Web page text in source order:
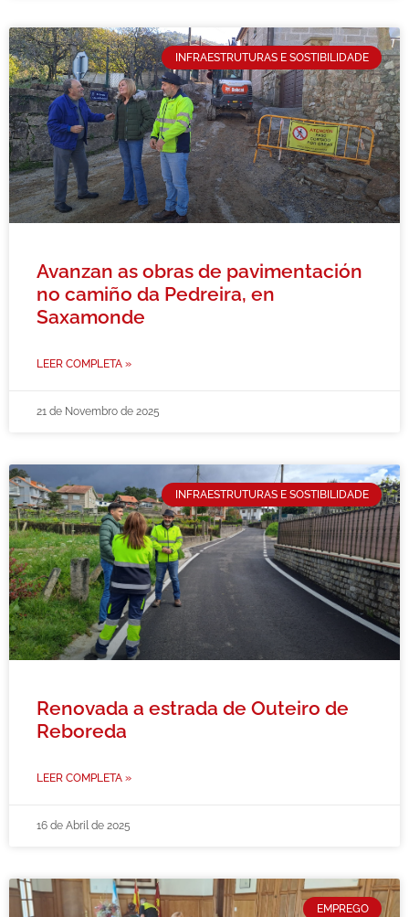
INFRAESTRUTURAS E SOSTIBILIDADE
Avanzan as obras de pavimentación
no camiño da Pedreira, en
Saxamonde
LEER COMPLETA »
21 de Novembro de 2025
INFRAESTRUTURAS E SOSTIBILIDADE
Renovada a estrada de Outeiro de
Reboreda
LEER COMPLETA »
16 de Abril de 2025
EMPREGO